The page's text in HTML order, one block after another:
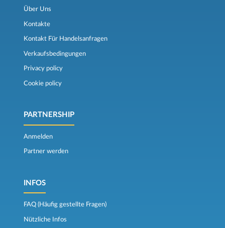
Über Uns
Kontakte
Kontakt Für Handelsanfragen
Verkaufsbedingungen
Privacy policy
Cookie policy
PARTNERSHIP
Anmelden
Partner werden
INFOS
FAQ (Häufig gestellte Fragen)
Nützliche Infos